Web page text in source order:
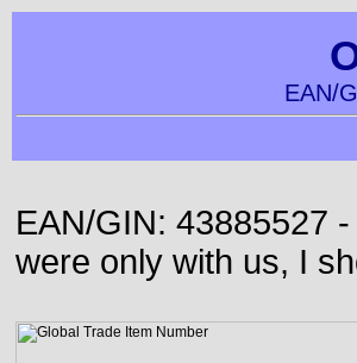
EAN/
EAN/GIN: 43885527
were only with us, I